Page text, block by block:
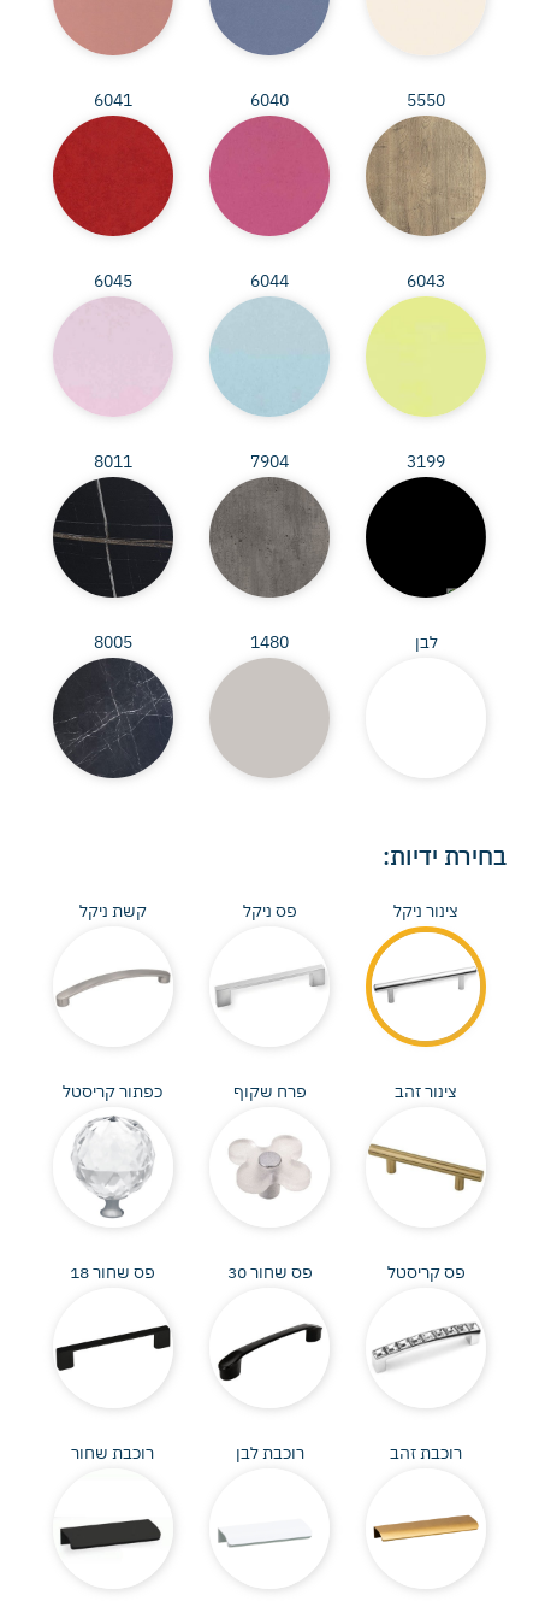
5550
6040
6041
6043
6044
6045
3199
7904
8011
לבן 1480
8005
בחירת ידיות:
צינור ניקל פס ניקל קשת ניקל
צינור זהב פרח שקוף כפתור קריסטל
פס קריסטל פס שחור 30 פס שחור 18
רוכבת זהב רוכבת לבן רוכבת שחור